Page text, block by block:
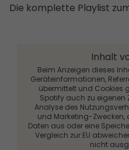
Die komplette Playlist
Inhalt
Beim Anzeigen dieses
Geräteinformationen,
übermittelt und Cookies
Spotify auch zu eigenen
Analyse des
und Marketing-Zwecken,
Daten aus oder eine
Vergleich zur EU
nicht